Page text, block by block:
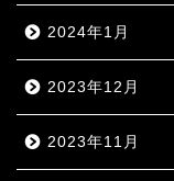
2024年1月
2023年12月
2023年11月